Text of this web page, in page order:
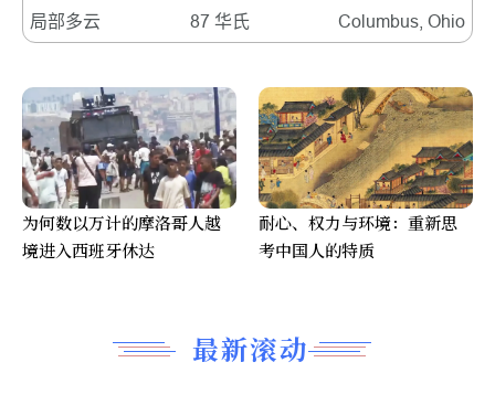
局部多云 87 华氏 Columbus, Ohio
最新滚动
为何数以万计的摩洛哥人越
境进入西班牙休达
耐心、权力与环境：重新思
考中国人的特质